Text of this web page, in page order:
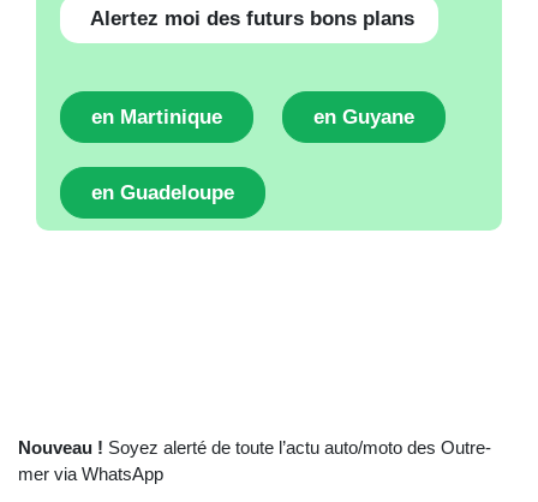
Alertez moi des futurs bons plans
en Martinique en Guyane
en Guadeloupe
Nouveau ! Soyez alerté de toute l’actu auto/moto des Outre-
mer via WhatsApp